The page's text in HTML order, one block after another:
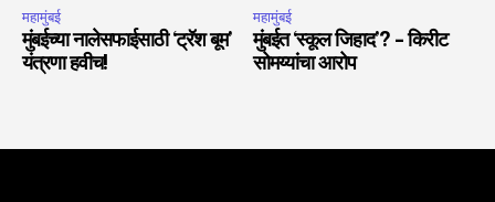
महामुंबई
मुंबईच्या नालेसफाईसाठी ‘ट्रॅश बूम’
यंत्रणा हवीच!
महामुंबई
मुंबईत ‘स्कूल जिहाद’? – किरीट
सोमय्यांचा आरोप